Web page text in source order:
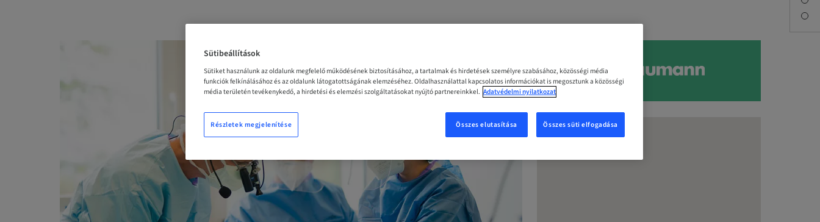
Sütibeállítások
Sütiket használunk az oldalunk megfelelő működésének biztosításához, a tartalmak és hirdetések személyre szabásához, közösségi média
funkciók felkínálásához és az oldalunk látogatottságának elemzéséhez. Oldalhasználattal kapcsolatos információkat is megosztunk a közösségi
média területén tevékenykedő, a hirdetési és elemzési szolgáltatásokat nyújtó partnereinkkel. Adatvédelmi nyilatkozat
Összes elutasítása Összes süti elfogadása
Részletek megjelenítése